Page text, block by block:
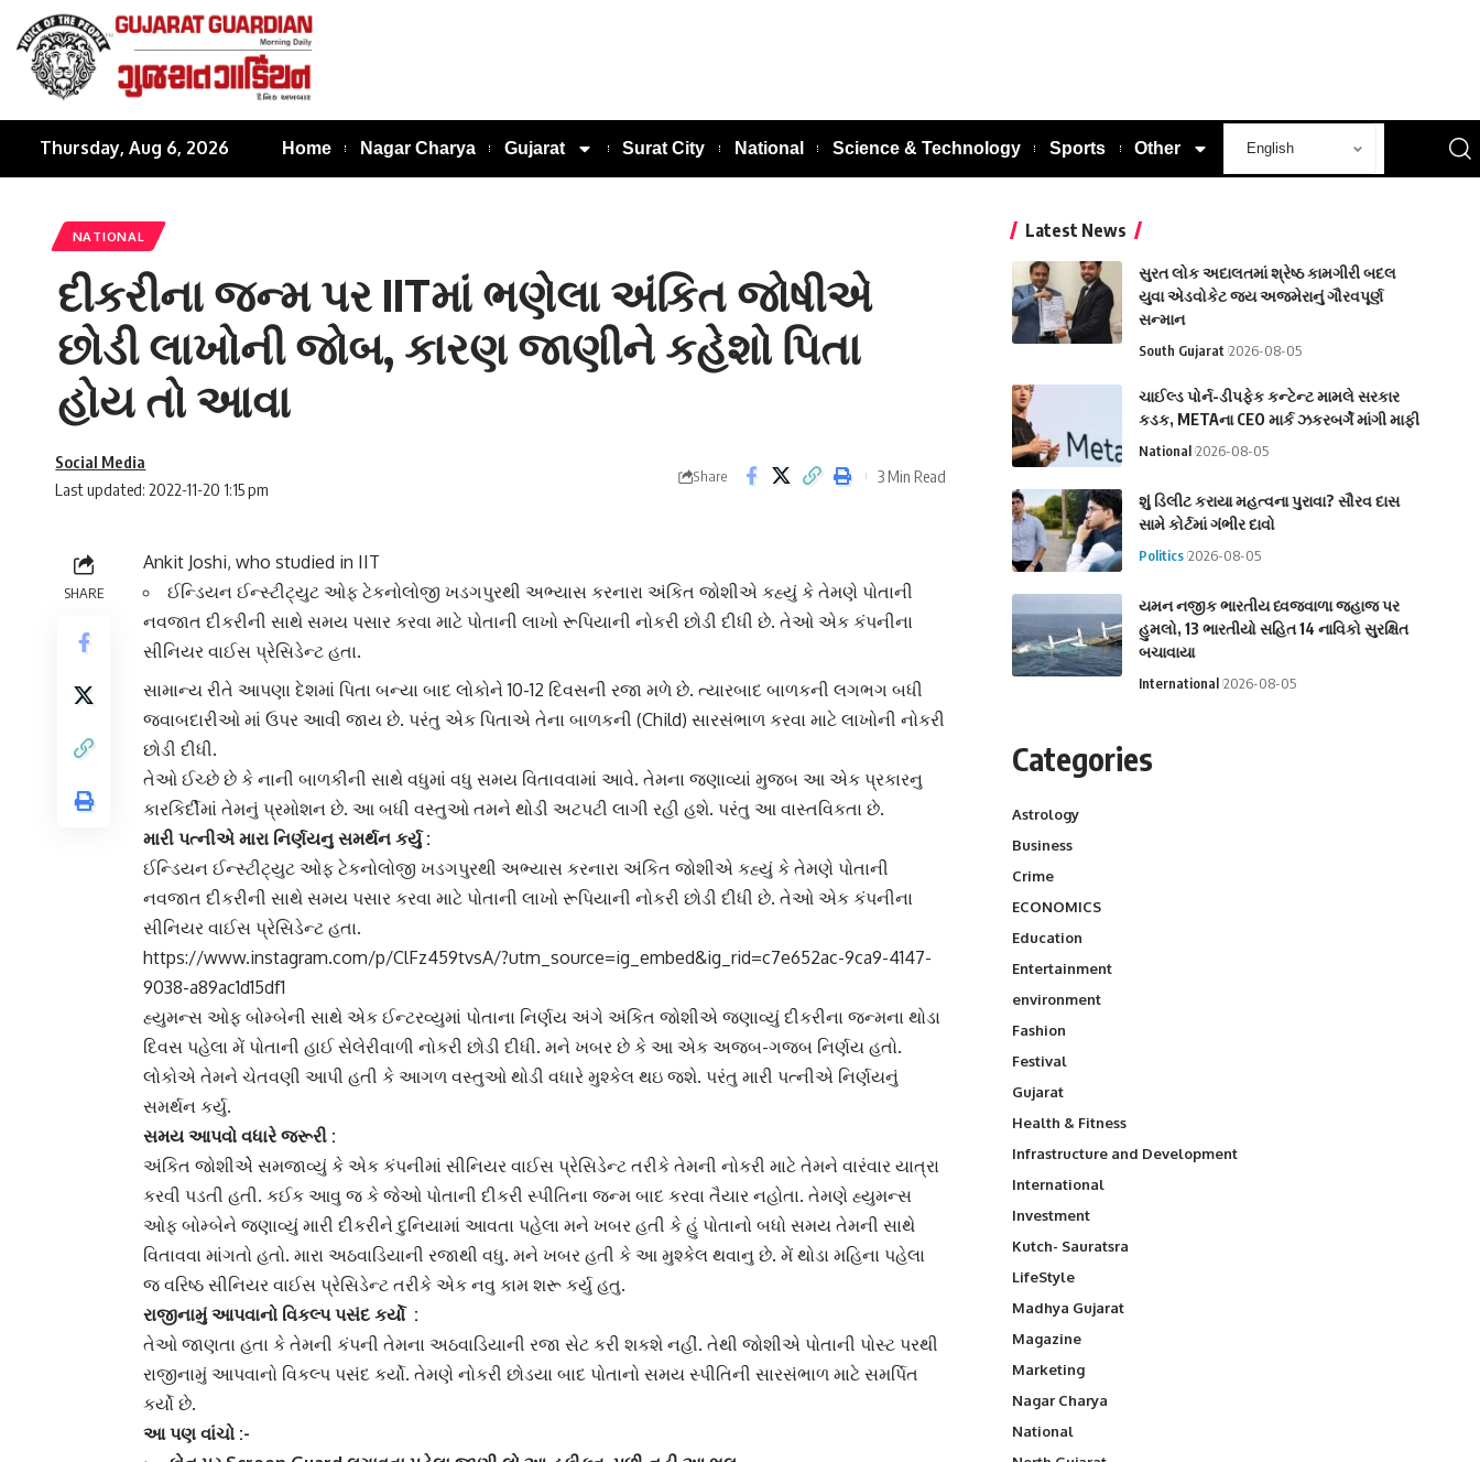
Thursday, Aug 6, 2026 Home Nagar Charya Gujarat Surat City National Science & Technology Sports Other
NATIONAL
દીકરીના જન્મ પર IITમાં ભણેલા અંકિત જોષીએ
છોડી લાખોની જોબ, કારણ જાણીને કહેશો પિતા
હોય તો આવા
Last updated: 2022-11-20 1:15 pm
Social Media
Share 3 Min Read
SHARE
Ankit Joshi, who studied in IIT
ઈન્ડિયન ઈન્સ્ટીટ્યુટ ઓફ ટેકનોલોજી ખડગપુરથી અભ્યાસ કરનારા અંકિત જોશીએ કહ્યું કે તેમણે પોતાની
નવજાત દીકરીની સાથે સમય પસાર કરવા માટે પોતાની લાખો રૂપિયાની નોકરી છોડી દીધી છે. તેઓ એક કંપનીના
સીનિયર વાઈસ પ્રેસિડેન્ટ હતા.
સામાન્ય રીતે આપણા દેશમાં પિતા બન્યા બાદ લોકોને 10-12 દિવસની રજા મળે છે. ત્યારબાદ બાળકની લગભગ બધી
જવાબદારીઓ માં ઉપર આવી જાય છે. પરંતુ એક પિતાએ તેના બાળકની (Child) સારસંભાળ કરવા માટે લાખોની નોકરી
છોડી દીધી.
તેઓ ઈચ્છે છે કે નાની બાળકીની સાથે વધુમાં વધુ સમય વિતાવવામાં આવે. તેમના જણાવ્યાં મુજબ આ એક પ્રકારનુ
કારકિર્દીમાં તેમનું પ્રમોશન છે. આ બધી વસ્તુઓ તમને થોડી અટપટી લાગી રહી હશે. પરંતુ આ વાસ્તવિકતા છે.
મારી પત્નીએ મારા નિર્ણયનુ સમર્થન કર્યુ :
ઈન્ડિયન ઈન્સ્ટીટ્યુટ ઓફ ટેકનોલોજી ખડગપુરથી અભ્યાસ કરનારા અંકિત જોશીએ કહ્યું કે તેમણે પોતાની
નવજાત દીકરીની સાથે સમય પસાર કરવા માટે પોતાની લાખો રૂપિયાની નોકરી છોડી દીધી છે. તેઓ એક કંપનીના
સીનિયર વાઈસ પ્રેસિડેન્ટ હતા.
https://www.instagram.com/p/ClFz459tvsA/?utm_source=ig_embed&ig_rid=c7e652ac-9ca9-4147-
9038-a89ac1d15df1
હ્યુમન્સ ઓફ બોમ્બેની સાથે એક ઈન્ટરવ્યુમાં પોતાના નિર્ણય અંગે અંકિત જોશીએ જણાવ્યું દીકરીના જન્મના થોડા
દિવસ પહેલા મેં પોતાની હાઈ સેલેરીવાળી નોકરી છોડી દીધી. મને ખબર છે કે આ એક અજબ-ગજબ નિર્ણય હતો.
લોકોએ તેમને ચેતવણી આપી હતી કે આગળ વસ્તુઓ થોડી વધારે મુશ્કેલ થઇ જશે. પરંતુ મારી પત્નીએ નિર્ણયનું
સમર્થન કર્યુ.
સમય આપવો વધારે જરૂરી :
અંકિત જોશીએે સમજાવ્યું કે એક કંપનીમાં સીનિયર વાઈસ પ્રેસિડેન્ટ તરીકે તેમની નોકરી માટે તેમને વારંવાર યાત્રા
કરવી પડતી હતી. કઈક આવુ જ કે જેઓ પોતાની દીકરી સ્પીતિના જન્મ બાદ કરવા તૈયાર નહોતા. તેમણે હ્યુમન્સ
ઓફ બોમ્બેને જણાવ્યું મારી દીકરીને દુનિયામાં આવતા પહેલા મને ખબર હતી કે હું પોતાનો બધો સમય તેમની સાથે
વિતાવવા માંગતો હતો. મારા અઠવાડિયાની રજાથી વધુ. મને ખબર હતી કે આ મુશ્કેલ થવાનુ છે. મેં થોડા મહિના પહેલા
જ વરિષ્ઠ સીનિયર વાઈસ પ્રેસિડેન્ટ તરીકે એક નવુ કામ શરૂ કર્યુ હતુ.
રાજીનામુંઆપવાનો વિકલ્પ પસંદ કર્યો :
તેઓ જાણતા હતા કે તેમની કંપની તેમના અઠવાડિયાની રજા સેટ કરી શકશે નહીં. તેથી જોશીએ પોતાની પોસ્ટ પરથી
રાજીનામું આપવાનો વિકલ્પ પસંદ કર્યો. તેમણે નોકરી છોડયા બાદ પોતાનો સમય સ્પીતિની સારસંભાળ માટે સમર્પિત
કર્યો છે.
આ પણ વાંચો :-
Latest News
સુરત લોક અદાલતમાં શ્રેષ્ઠ કામગીરી બદલ
યુવા એડવોકેટ જય અજમેરાનું ગૌરવપૂર્ણ
સન્માન
South Gujarat 2026-08-05
ચાઈલ્ડ પોર્ન-ડીપફેક કન્ટેન્ટ મામલે સરકાર
કડક, METAના CEO માર્ક ઝકરબર્ગે માંગી માફી
National 2026-08-05
શું ડિલીટ કરાયા મહત્વના પુરાવા? સૌરવ દાસ
સામે કોર્ટમાં ગંભીર દાવો
Politics 2026-08-05
યમન નજીક ભારતીય ધ્વજવાળા જહાજ પર
હુમલો, 13 ભારતીયો સહિત 14 નાવિકો સુરક્ષિત
બચાવાયા
International 2026-08-05
Categories
Astrology
Business
Crime
ECONOMICS
Education
Entertainment
environment
Fashion
Festival
Gujarat
Health & Fitness
Infrastructure and Development
International
Investment
Kutch- Sauratsra
LifeStyle
Madhya Gujarat
Magazine
Marketing
Nagar Charya
National